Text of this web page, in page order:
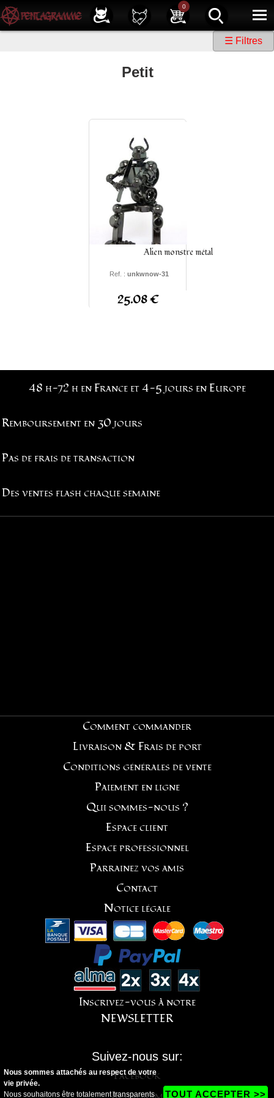
0
Service client 01 40 39 07 94
Newsletter | | Facebook | Instagram
|
☰ Filtres
Petit
Alien monstre métal
Ref. : unkwnow-31
25.08 €
48 h-72 h en France et 4-5 jours en Europe
Remboursement en 30 jours
Pas de frais de transaction
Des ventes flash chaque semaine
Comment commander
Livraison & Frais de port
Conditions générales de vente
Paiement en ligne
Qui sommes-nous ?
Espace client
Espace professionnel
Parrainez vos amis
Contact
Notice légale
Inscrivez-vous à notre
NEWSLETTER
Suivez-nous sur:
Facebook
Nous sommes attachés au respect de votre
vie privée.
Nous souhaitons être totalement transparents
TOUT ACCEPTER >>